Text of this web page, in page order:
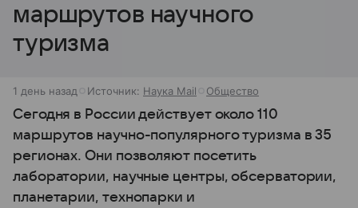
маршрутов научного
туризма
1 день назад Источник: Наука Mail Общество
Сегодня в России действует около 110
маршрутов научно-популярного туризма в 35
регионах. Они позволяют посетить
лаборатории, научные центры, обсерватории,
планетарии, технопарки и